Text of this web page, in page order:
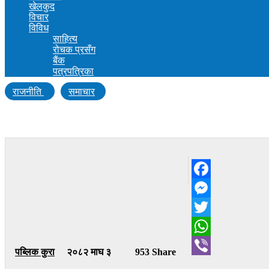
खेलकुद
विचार
विविध
साहित्य
रोचक प्रसँग
बैंक
पत्रपत्रिका
राजनीति
समाचार
पब्लिक कुरा २०८२ माघ ३ 953 Share
Facebook
Messenger
Twitter
WhatsApp